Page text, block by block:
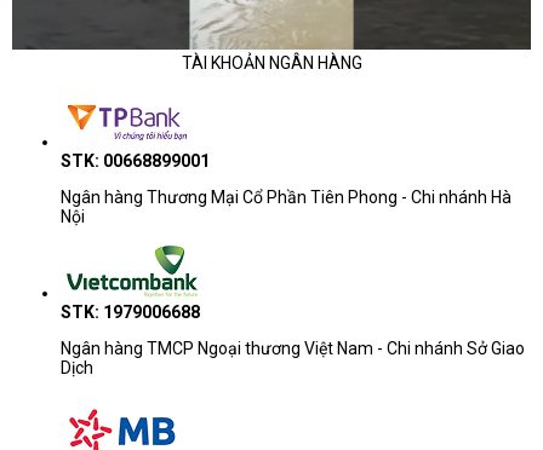
TÀI KHOẢN NGÂN HÀNG
STK: 00668899001
Ngân hàng Thương Mại Cổ Phần Tiên Phong - Chi nhánh Hà
Nội
STK: 1979006688
Ngân hàng TMCP Ngoại thương Việt Nam - Chi nhánh Sở Giao
Dịch